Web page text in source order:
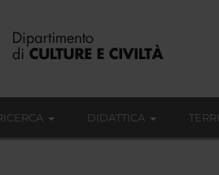
DIDATTICA